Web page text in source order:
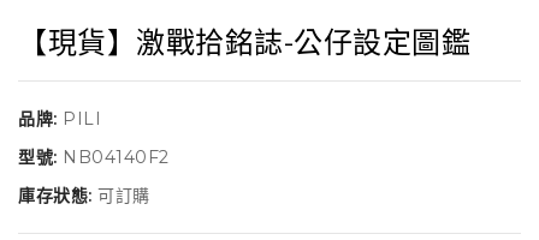
【現貨】激戰拾銘誌-公仔設定圖鑑
品牌: PILI
型號: NB04140F2
庫存狀態: 可訂購